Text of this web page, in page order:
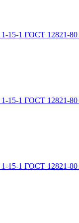
15-1 ГОСТ 12821-
15-1 ГОСТ 12821-80
15-1 ГОСТ 12821-